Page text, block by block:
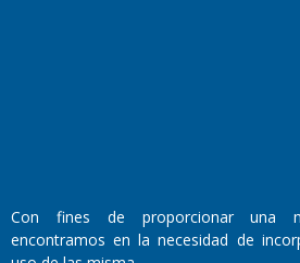
Director Periodístico:
Walter René Goñi
Con fines de proporcionar una
encontramos en la necesidad de